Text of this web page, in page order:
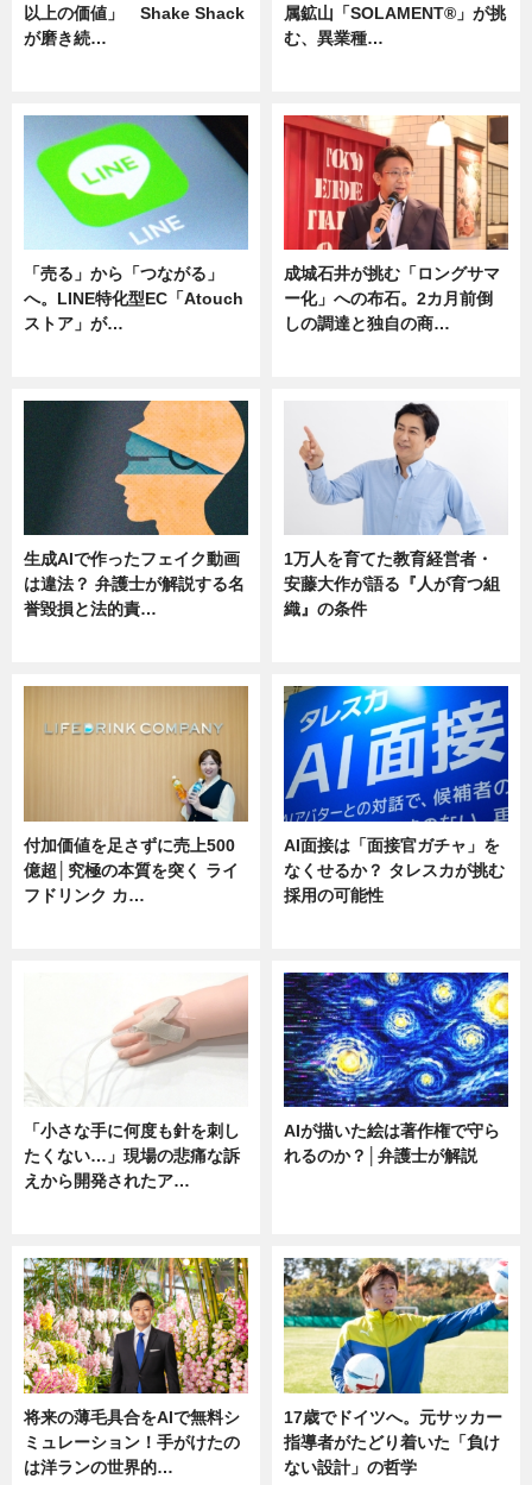
以上の価値」 Shake Shack
が磨き続…
属鉱山「SOLAMENT®」が挑
む、異業種…
「売る」から「つながる」
へ。LINE特化型EC「Atouch
ストア」が…
成城石井が挑む「ロングサマ
ー化」への布石。2カ月前倒
しの調達と独自の商…
生成AIで作ったフェイク動画
は違法？ 弁護士が解説する名
誉毀損と法的責…
1万人を育てた教育経営者・
安藤大作が語る『人が育つ組
織』の条件
付加価値を足さずに売上500
億超│究極の本質を突く ライ
フドリンク カ…
AI面接は「面接官ガチャ」を
なくせるか？ タレスカが挑む
採用の可能性
「小さな手に何度も針を刺し
たくない…」現場の悲痛な訴
えから開発されたア…
AIが描いた絵は著作権で守ら
れるのか？│弁護士が解説
将来の薄毛具合をAIで無料シ
ミュレーション！手がけたの
は洋ランの世界的…
17歳でドイツへ。元サッカー
指導者がたどり着いた「負け
ない設計」の哲学